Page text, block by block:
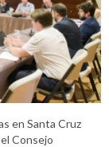
en Santa Cruz
Consejo